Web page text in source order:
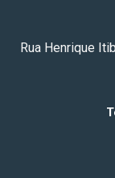
Rua Henrique